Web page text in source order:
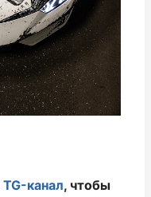
TG-канал, чтобы